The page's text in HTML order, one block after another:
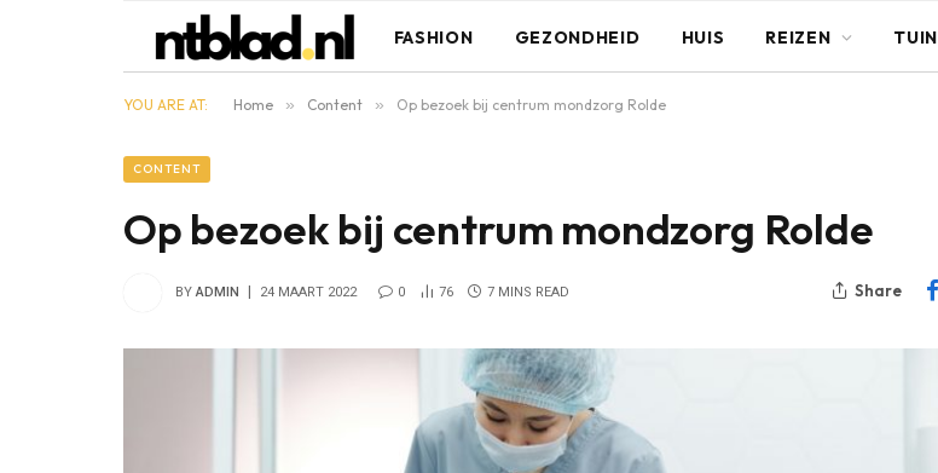
FASHION GEZONDHEID HUIS REIZEN TUIN
YOU ARE AT: Home » Content » Op bezoek bij centrum mondzorg Rolde
CONTENT
Op bezoek bij centrum mondzorg Rolde
BY ADMIN 24 MAART 2022 0 76 7 MINS READ Share